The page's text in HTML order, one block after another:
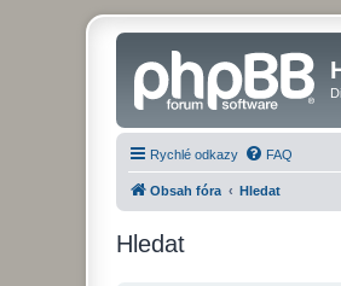
Rychlé odkazy FAQ
Obsah fóra Hledat
Hledat